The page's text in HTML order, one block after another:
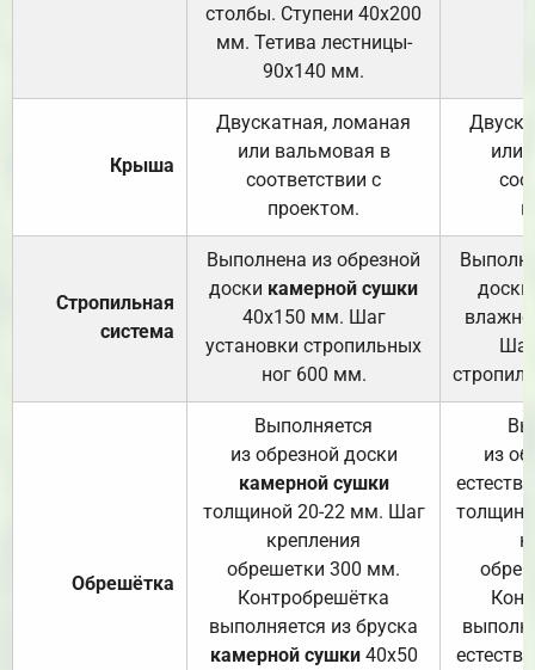
столбы. Ступени 40х200
мм. Тетива лестницы-
90х140 мм.
Крыша
Двускатная, ломаная
или вальмовая в
соответствии с
проектом.
или
Стропильная
система
Выполнена из обрезной
доски камерной сушки
40х150 мм. Шаг
установки стропильных
ног 600 мм.
доски
Обрешётка
Выполняется
из обрезной доски
камерной сушки
толщиной 20-22 мм. Шаг
крепления
обрешетки 300 мм.
Контробрешётка
выполняется из бруска
камерной сушки40х50
из